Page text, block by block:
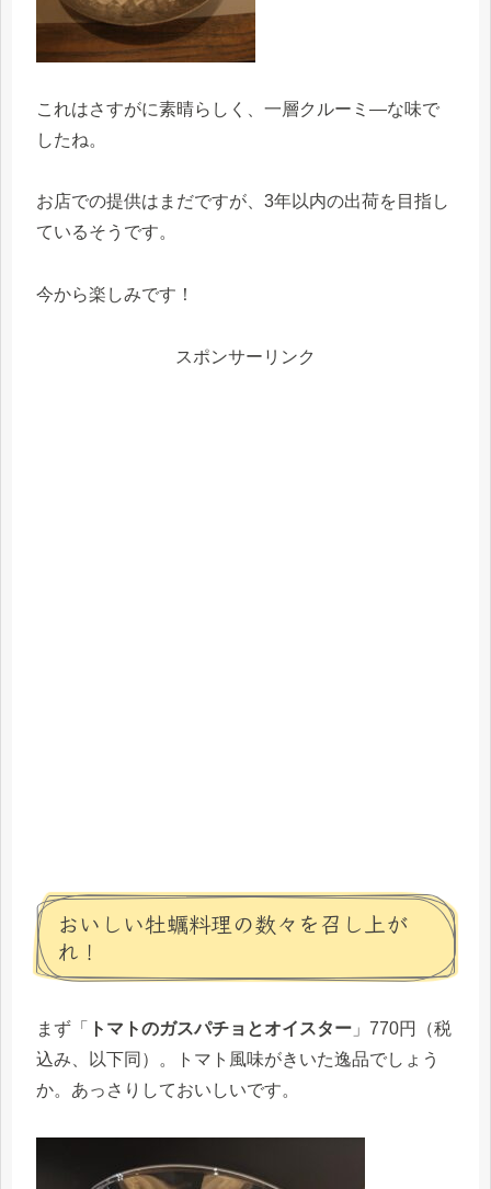
これはさすがに素晴らしく、一層クルーミ―な味で
したね。
お店での提供はまだですが、3年以内の出荷を目指し
ているそうです。
今から楽しみです！
スポンサーリンク
おいしい牡蠣料理の数々を召し上が
れ！
まず「 トマトのガスパチョとオイスター 」770円（税
込み、以下同）。トマト風味がきいた逸品でしょう
か。あっさりしておいしいです。